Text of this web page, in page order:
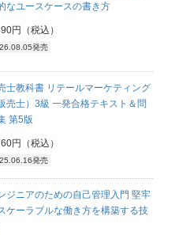
なユースケースの書き方
円（税込）
発売
士教科書 リテールマーケティング
販売士）3級 一発合格テキスト＆問
第5版
円（税込）
発売
ジニアのための自己管理入門 堅牢
ケーラブルな働き方を構築する技